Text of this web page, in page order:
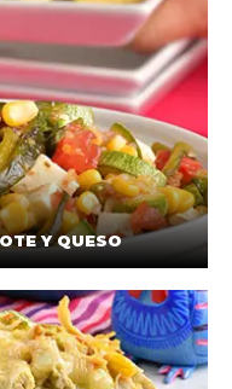
Y QUESO